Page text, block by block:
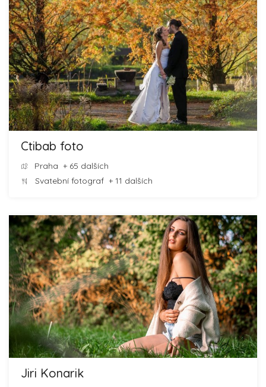
Ctibab foto
Praha + 65 dalších
Svatební fotograf + 11 dalších
Jiri Konarik